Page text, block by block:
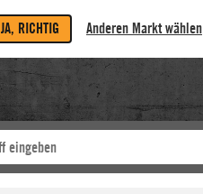
JA, RICHTIG Anderen Markt wählen